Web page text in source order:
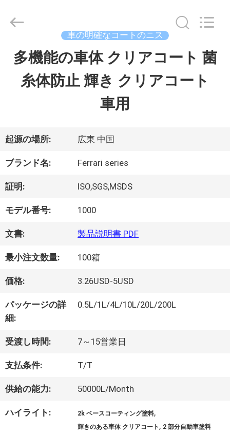
ホ
製
品
ビ
デ
オ
企
業
情
報
会
社
Guangzhou
All
Rights
車の明確なコートのニス
多機能の車体 クリアコート 菌
糸体防止 輝き クリアコート
車用
起源の場所: 広東 中国
ブランド名: Ferrari series
証明: ISO,SGS,MSDS
モデル番号: 1000
文書: 製品説明書 PDF
最小注文数量: 100箱
価格: 3.26USD-5USD
パッケージの詳
細:
0.5L/1L/4L/10L/20L/200L
受渡し時間: 7～15営業日
支払条件: T/T
供給の能力: 50000L/Month
ハイライト: 2k ベースコーティング塗料,
輝きのある車体 クリアコート , 2 部分自動車塗料